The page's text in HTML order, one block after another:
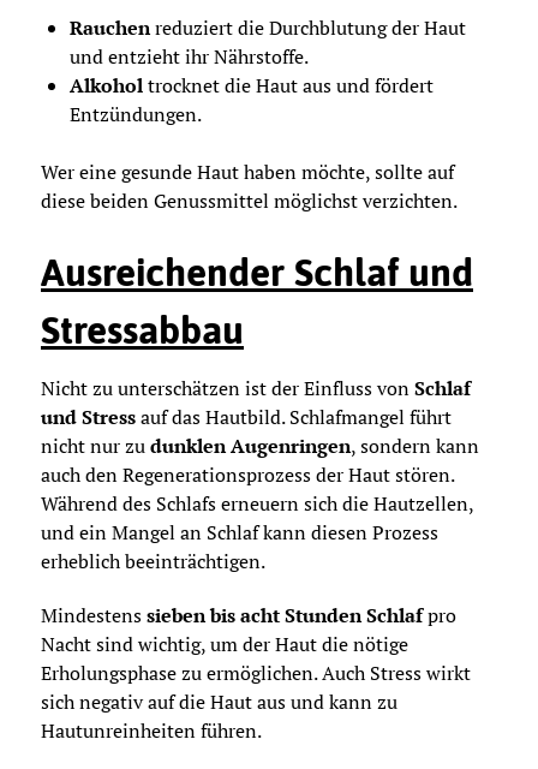
Rauchenreduziert die Durchblutung der Haut
und entzieht ihr Nährstoffe.
Alkoholtrocknet die Haut aus und fördert
Entzündungen.
Wer eine gesunde Haut haben möchte, sollte auf
diese beiden Genussmittel möglichst verzichten.
Ausreichender Schlaf und
Stressabbau
Nicht zu unterschätzen ist der Einfluss vonSchlaf
und Stressauf das Hautbild. Schlafmangel führt
nicht nur zudunklen Augenringen, sondern kann
auch den Regenerationsprozess der Haut stören.
Während des Schlafs erneuern sich die Hautzellen,
und ein Mangel an Schlaf kann diesen Prozess
erheblich beeinträchtigen.
Mindestenssieben bis acht Stunden Schlafpro
Nacht sind wichtig, um der Haut die nötige
Erholungsphase zu ermöglichen. Auch Stress wirkt
sich negativ auf die Haut aus und kann zu
Hautunreinheiten führen.